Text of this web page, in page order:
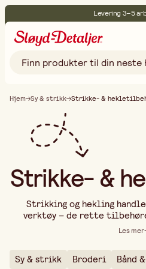
Levering 3–5
Fri frakt ved kjøp
Hjem Sy & strikk Strikke- &
Strikke- &
Strikking og hekling
verktøy – de rette
enklere og morsommere!
dine et pent utseende, har
Les mer
Sy & strikk Broderi Bånd